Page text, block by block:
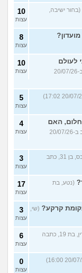
(בחור ישיבה,
10
עצות
8
עצות
לעולם
(אבי, בן 30, כתב ב-20/07/26
10
עצות
5
עצות
האם
(אב עובד, בן 44, כתב ב-20/07/26
4
עצות
(אלכס, בן 31, כתב
3
עצות
(נטע, בת
17
עצות
קרקע? (שי,
3
עצות
(ירין, בת 19, כתבה
6
עצות
0
עצות